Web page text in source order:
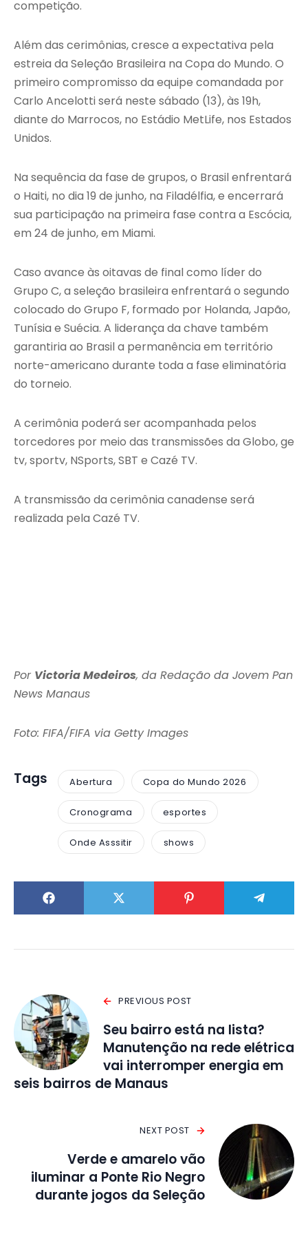
competição.
Além das cerimônias, cresce a expectativa pela
estreia da Seleção Brasileira na Copa do Mundo. O
primeiro compromisso da equipe comandada por
Carlo Ancelotti será neste sábado (13), às 19h,
diante do Marrocos, no Estádio MetLife, nos Estados
Unidos.
Na sequência da fase de grupos, o Brasil enfrentará
o Haiti, no dia 19 de junho, na Filadélfia, e encerrará
sua participação na primeira fase contra a Escócia,
em 24 de junho, em Miami.
Caso avance às oitavas de final como líder do
Grupo C, a seleção brasileira enfrentará o segundo
colocado do Grupo F, formado por Holanda, Japão,
Tunísia e Suécia. A liderança da chave também
garantiria ao Brasil a permanência em território
norte-americano durante toda a fase eliminatória
do torneio.
A cerimônia poderá ser acompanhada pelos
torcedores por meio das transmissões da Globo, ge
tv, sportv, NSports, SBT e Cazé TV.
A transmissão da cerimônia canadense será
realizada pela Cazé TV.
Por Victoria Medeiros, da Redação da Jovem Pan
News Manaus
Foto: FIFA/FIFA via Getty Images
Tags Abertura Copa do Mundo 2026
Cronograma esportes
Onde Asssitir shows
PREVIOUS POST
Seu bairro está na lista?
Manutenção na rede elétrica
vai interromper energia em
seis bairros de Manaus
NEXT POST
Verde e amarelo vão
iluminar a Ponte Rio Negro
durante jogos da Seleção